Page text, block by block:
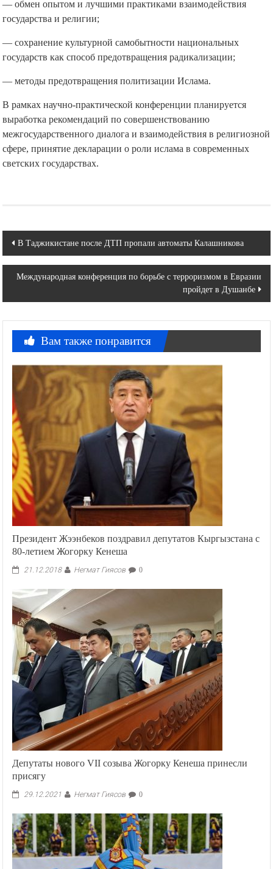
— обмен опытом и лучшими практиками взаимодействия
государства и религии;
— сохранение культурной самобытности национальных
государств как способ предотвращения радикализации;
— методы предотвращения политизации Ислама.
В рамках научно-практической конференции планируется
выработка рекомендаций по совершенствованию
межгосударственного диалога и взаимодействия в религиозной
сфере, принятие декларации о роли ислама в современных
светских государствах.
Навигация
по
записям
В Таджикистане после ДТП пропали автоматы Калашникова
Международная конференция по борьбе с терроризмом в Евразии
пройдет в Душанбе
Вам также понравится
Президент Жээнбеков поздравил депутатов Кыргызстана с
80-летием Жогорку Кенеша
21.12.2018 Негмат Гиясов 0
Депутаты нового VII созыва Жогорку Кенеша принесли
присягу
29.12.2021 Негмат Гиясов 0